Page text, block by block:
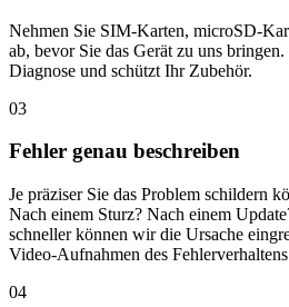
Nehmen Sie SIM-Karten, microSD-
ab, bevor Sie das Gerät zu uns
Diagnose und schützt Ihr Zubehör.
03
Fehler genau beschreiben
Je präziser Sie das Problem schildern
Nach einem Sturz? Nach einem
schneller können wir die Ursache
Video-Aufnahmen des
04